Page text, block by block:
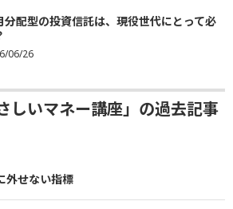
分配型の投資信託は、現役世代にとって必
06/26
しいマネー講座」の過去記事
外せない指標